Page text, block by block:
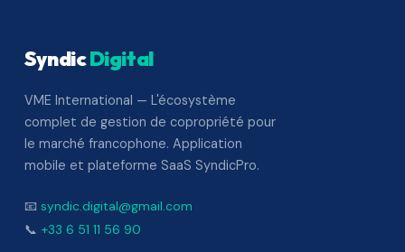
SyndicDigital
VME International — L'écosystème
complet de gestion de copropriété pour
le marché francophone. Application
mobile et plateforme SaaS SyndicPro.
📧 syndic.digital@gmail.com
📞 +33 6 51 11 56 90